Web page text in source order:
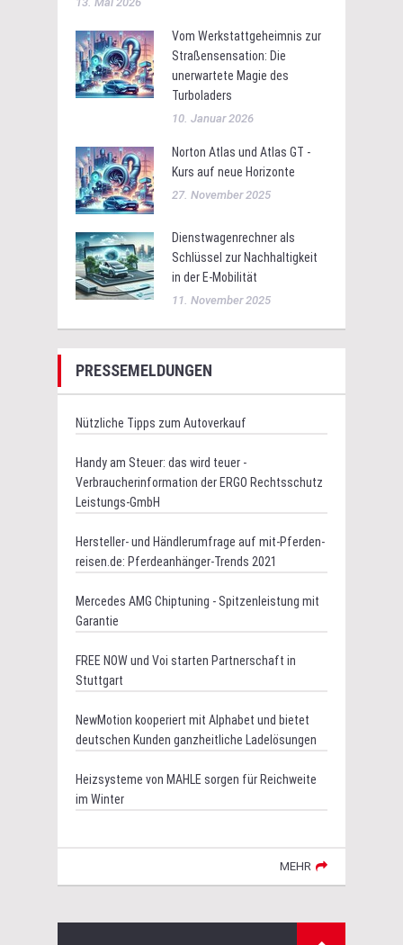
Vom Werkstattgeheimnis zur
Straßensensation: Die
unerwartete Magie des
Turboladers
10. Januar 2026
Norton Atlas und Atlas GT -
Kurs auf neue Horizonte
27. November 2025
Dienstwagenrechner als
Schlüssel zur Nachhaltigkeit
in der E-Mobilität
11. November 2025
PRESSEMELDUNGEN
Nützliche Tipps zum Autoverkauf
Handy am Steuer: das wird teuer -
Verbraucherinformation der ERGO Rechtsschutz
Leistungs-GmbH
Hersteller- und Händlerumfrage auf mit-Pferden-
reisen.de: Pferdeanhänger-Trends 2021
Mercedes AMG Chiptuning - Spitzenleistung mit
Garantie
FREE NOW und Voi starten Partnerschaft in
Stuttgart
NewMotion kooperiert mit Alphabet und bietet
deutschen Kunden ganzheitliche Ladelösungen
Heizsysteme von MAHLE sorgen für Reichweite
im Winter
MEHR